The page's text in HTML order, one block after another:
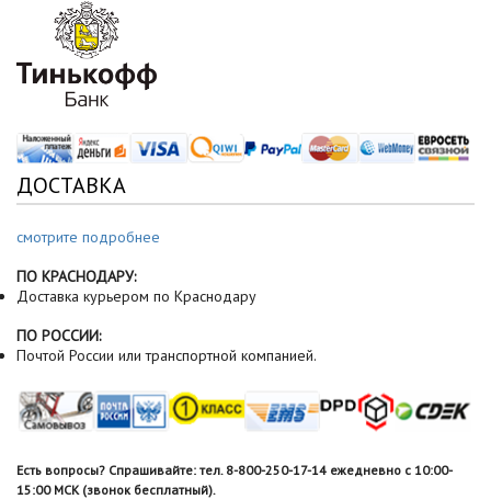
ДОСТАВКА
смотрите подробнее
ПО КРАСНОДАРУ:
Доставка курьером по Краснодару
ПО РОССИИ:
Почтой России или транспортной компанией.
Есть вопросы? Спрашивайте: тел. 8-800-250-17-14 ежедневно с 10:00-
15:00 МСК (звонок бесплатный).